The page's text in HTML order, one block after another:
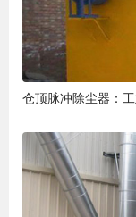
仓顶脉冲除尘器：